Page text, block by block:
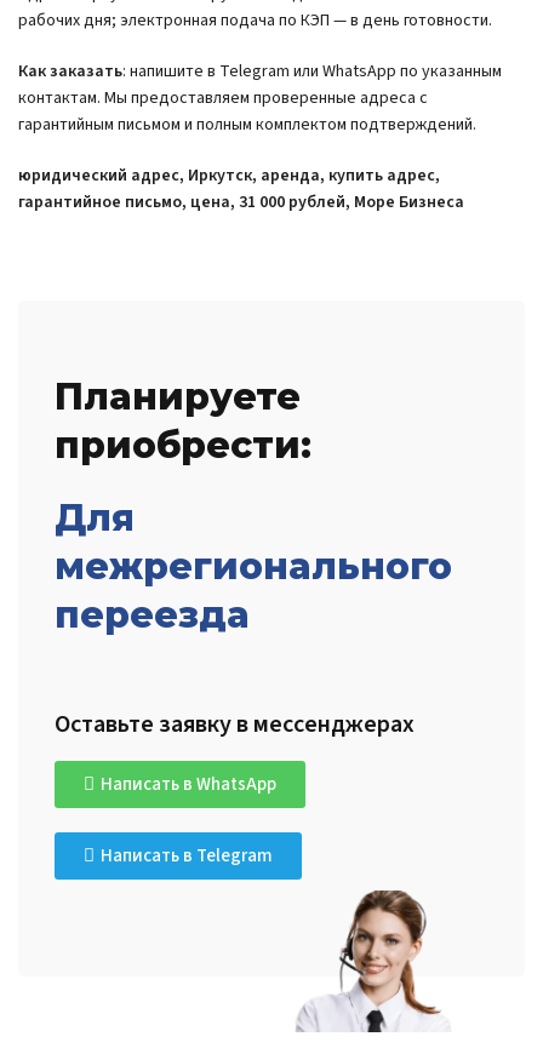
рабочих дня; электронная подача по КЭП — в день готовности.
Как заказать: напишите в Telegram или WhatsApp по указанным
контактам. Мы предоставляем проверенные адреса с
гарантийным письмом и полным комплектом подтверждений.
юридический адрес, Иркутск, аренда, купить адрес,
гарантийное письмо, цена, 31 000 рублей, Море Бизнеса
Планируете
приобрести:
Для
межрегионального
переезда
Оставьте заявку в мессенджерах
Написать в WhatsApp
Написать в Telegram